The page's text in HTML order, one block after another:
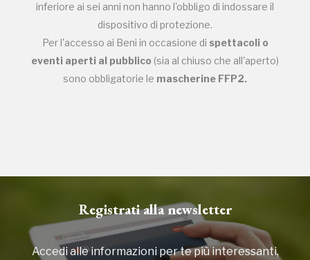
inferiore ai sei anni non hanno l'obbligo di indossare il
dispositivo di protezione.
Per l'accesso ai Beni in occasione di spettacoli o
eventi aperti al pubblico (sia al chiuso che all'aperto)
sono obbligatorie le mascherine FFP2.
Registrati alla newsletter
Accedi alle informazioni per te più interessanti,